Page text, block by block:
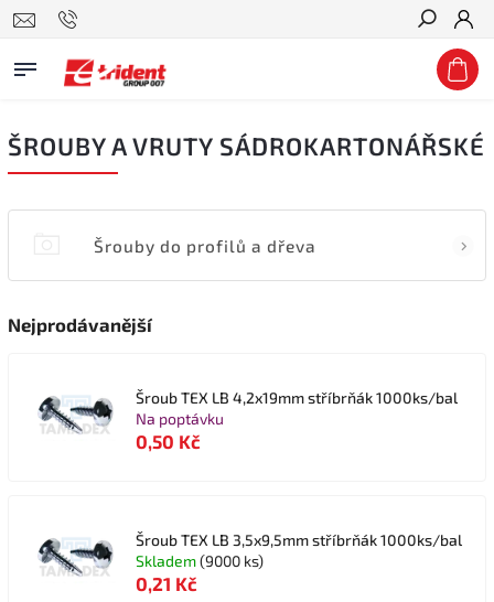
Hledat
ŠROUBY A VRUTY SÁDROKARTONÁŘSKÉ
Šrouby do profilů a dřeva
Nejprodávanější
Šroub TEX LB 4,2x19mm stříbrňák 1000ks/bal
Na poptávku
0,50 Kč
Šroub TEX LB 3,5x9,5mm stříbrňák 1000ks/bal
Skladem(9000 ks)
0,21 Kč